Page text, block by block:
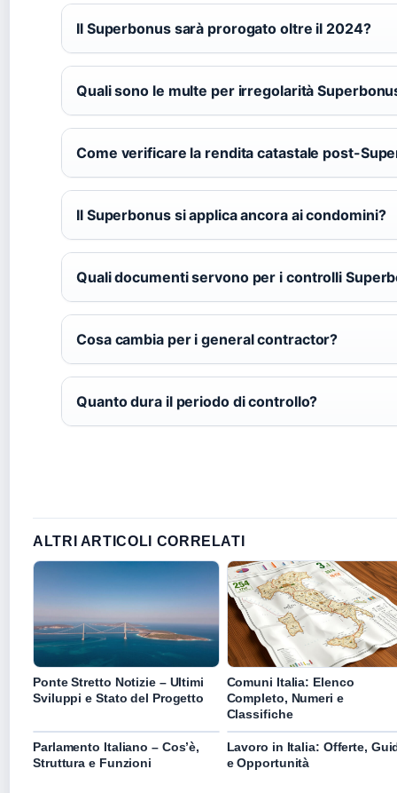
Il Superbonus sarà prorogato oltre il 2024?
Quali sono le multe per irregolarità
Come verificare la rendita catastale post-
Il Superbonus si applica ancora ai condomini?
Quali documenti servono per i controlli
Cosa cambia per i general contractor?
Quanto dura il periodo di controllo?
ALTRI ARTICOLI CORRELATI
Ponte Stretto Notizie – Ultimi
Sviluppi e Stato del Progetto
Comuni Italia: Elenco
Completo, Numeri e
Classifiche
Parlamento Italiano – Cos’è,
Struttura e Funzioni
Lavoro in Italia: Offerte,
e Opportunità